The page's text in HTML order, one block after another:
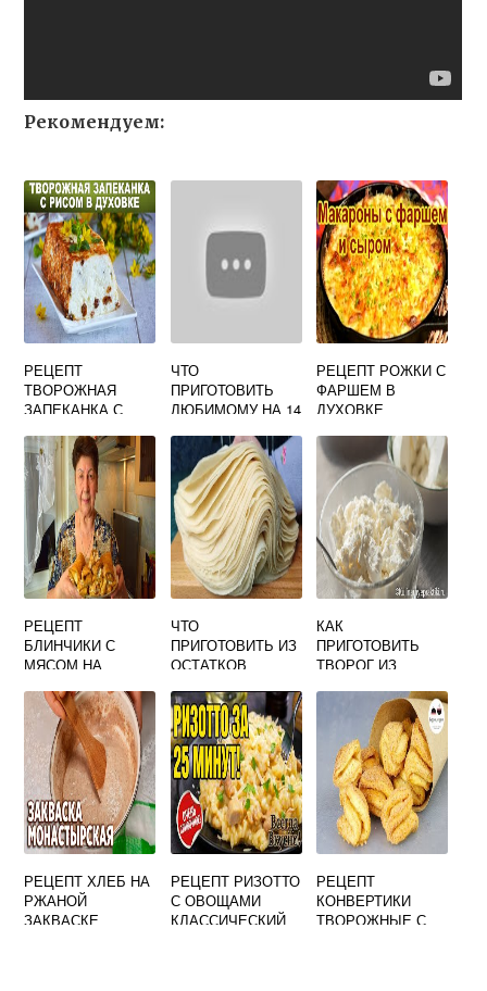
Рекомендуем:
РЕЦЕПТ
ТВОРОЖНАЯ
ЗАПЕКАНКА С
ДУХОВКЕ
ЧТО
ПРИГОТОВИТЬ
ЛЮБИМОМУ НА 14
РЕЦЕПТ РОЖКИ С
ФАРШЕМ В
ДУХОВКЕ
РЕЦЕПТ
БЛИНЧИКИ С
МЯСОМ НА
ЧТО
ПРИГОТОВИТЬ ИЗ
ОСТАТКОВ
ЛАВАША
КАК
ПРИГОТОВИТЬ
ТВОРОГ ИЗ
МОЛОКА В
ДОМАШНИХ
УСЛОВИЯХ
РЕЦЕПТ ХЛЕБ НА
РЖАНОЙ
ЗАКВАСКЕ
РЕЦЕПТ РИЗОТТО
С ОВОЩАМИ
КЛАССИЧЕСКИЙ
РЕЦЕПТ
КОНВЕРТИКИ
ТВОРОЖНЫЕ С